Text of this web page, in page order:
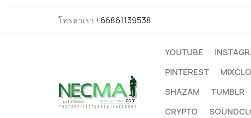
โทรหาเรา +66861139538
YOUTUBE
PINTEREST
SHAZAM
TUMBLR
CRYPTO